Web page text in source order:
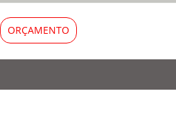
ORÇAMENTO